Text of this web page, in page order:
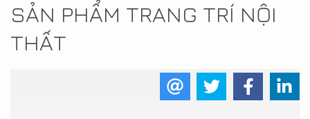
SẢN PHẨM TRANG TRÍ NỘI
THẤT